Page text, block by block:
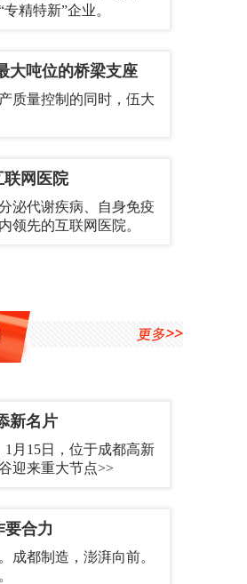
精特新”企业。
大吨位的桥梁支座
质量控制的同时，伍大
联网医院
泌代谢疾病、自身免疫
领先的互联网医院。
新名片
月15日，位于成都高新
迎来重大节点>>
合力
成都制造，澎湃向前。